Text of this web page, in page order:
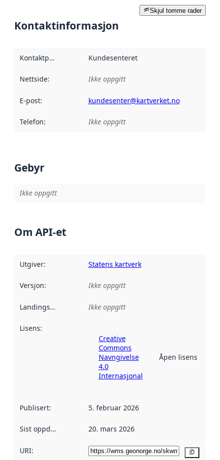
Skjul tomme rader
Kontaktinformasjon
Kontaktpunkt Kundesenteret
Nettside: Ikke oppgitt
E-post: kundesenter@kartverket.no
Telefon: Ikke oppgitt
Gebyr
Ikke oppgitt
Om API-et
Utgiver: Statens kartverk
Versjon: Ikke oppgitt
Landingsside Ikke oppgitt
Lisens:
Creative
Commons
Navngivelse
4.0
Internasjonal
Åpen lisens
Publisert: 5. februar 2026
Sist oppdatert 20. mars 2026
URI: